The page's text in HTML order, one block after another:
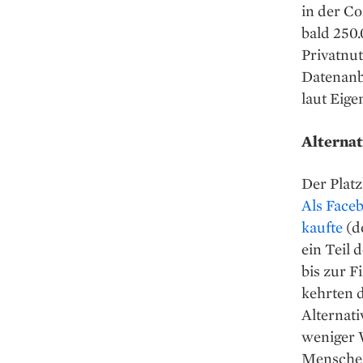
in der
bald
laut
Der
Als
kaufte
ein Teil
bis zur
kehrten
weniger